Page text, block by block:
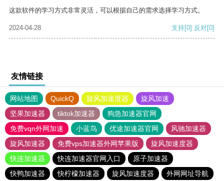
这款软件的学习方式非常灵活，可以根据自己的需求选择学习方式。
2024-04-28 支持[0] 反对[0]
友情链接
网站地图 QuickQ 旋风加速度器
旋风加速
坚果加速器
tiktok加速器
狗急加速器官网
免费vqn外网加速
小蓝鸟 优途加速器官网
风驰加速器
旋风加速器
免费vps加速器外网苹果版
旋风加速度器
快连加速器
快连加速器官网入口
原子加速器
快鸭加速器
快柠檬加速器 旋风加速度器
外网网址导航